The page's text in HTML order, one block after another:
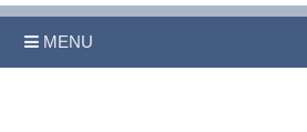
MENU